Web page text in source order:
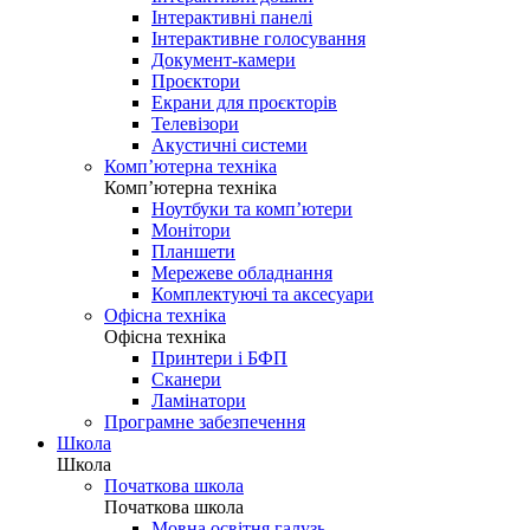
Інтерактивні панелі
Інтерактивне голосування
Документ-камери
Проєктори
Екрани для проєкторів
Телевізори
Акустичні системи
Комп’ютерна техніка
Комп’ютерна техніка
Ноутбуки та комп’ютери
Монітори
Планшети
Мережеве обладнання
Комплектуючі та аксесуари
Офісна техніка
Офісна техніка
Принтери і БФП
Сканери
Ламінатори
Програмне забезпечення
Школа
Школа
Початкова школа
Початкова школа